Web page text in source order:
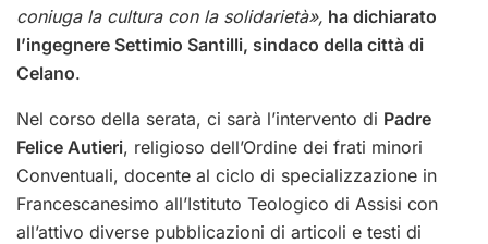
coniuga la cultura con la solidarietà», ha dichiarato
l’ingegnere Settimio Santilli, sindaco della città di
Celano.
Nel corso della serata, ci sarà l’intervento di Padre
Felice Autieri, religioso dell’Ordine dei frati minori
Conventuali, docente al ciclo di specializzazione in
Francescanesimo all’Istituto Teologico di Assisi con
all’attivo diverse pubblicazioni di articoli e testi di